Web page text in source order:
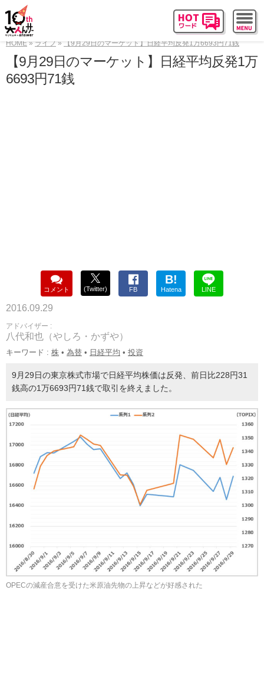
HOME ライフ 【9月29日のマーケット】日経平均反発1万6693円71銭
【9月29日のマーケット】日経平均反発1万
6693円71銭
コメント (Twitter) FB
B!
Hatena LINE
2016.09.29
アドバイザー :
八代和也（やしろ・かずや）
キーワード : 株 • 為替 • 日経平均 • 投資
9月29日の東京株式市場で日経平均株価は反発、前日比228円31
銭高の1万6693円71銭で取引を終えました。
OPECの減産合意を受けた米原油先物の上昇などが好感された